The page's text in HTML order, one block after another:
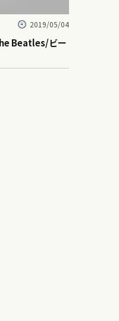
2019/05/04
Beatles/ビー